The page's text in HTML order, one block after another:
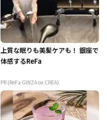
上質な眠りも美髪ケアも！ 銀座で
体感するReFa
PR (ReFa GINZA on CREA)